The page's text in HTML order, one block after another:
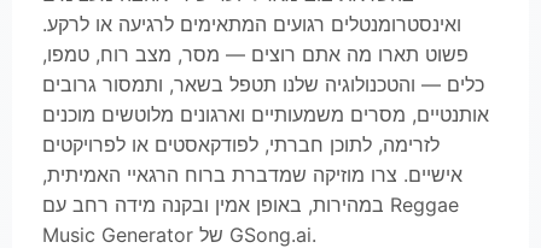
ואינסטרומנטלים רגועים המתאימים לרגיעה או לרקע.
פשוט תארו מה אתם רוצים — מסר, מצב רוח, טמפו,
כלים — והטכנולוגיה שלנו תטפל בשאר, ותמסור גרובים
אותנטיים, מסרים משמעותיים וארגונים מלוטשים מוכנים
לזרימה, לתוכן חברתי, לפודקאסטים או לפרויקטים
אישיים. צרו מוזיקה שמדברת ברוח הרגאיי האמיתית,
במהירות, באופן אמין ובקנה מידה רחב עם Reggae
Music Generator של GSong.ai.